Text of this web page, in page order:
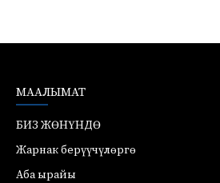
МААЛЫМАТ
БИЗ ЖӨНҮНДӨ
Жарнак берүүчүлөргө
Аба ырайы